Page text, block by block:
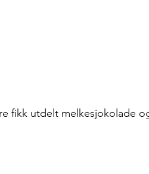
fikk utdelt melkesjokolade